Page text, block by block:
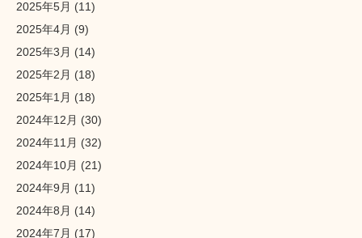
2025年5月 (11)
2025年4月 (9)
2025年3月 (14)
2025年2月 (18)
2025年1月 (18)
2024年12月 (30)
2024年11月 (32)
2024年10月 (21)
2024年9月 (11)
2024年8月 (14)
2024年7月 (17)